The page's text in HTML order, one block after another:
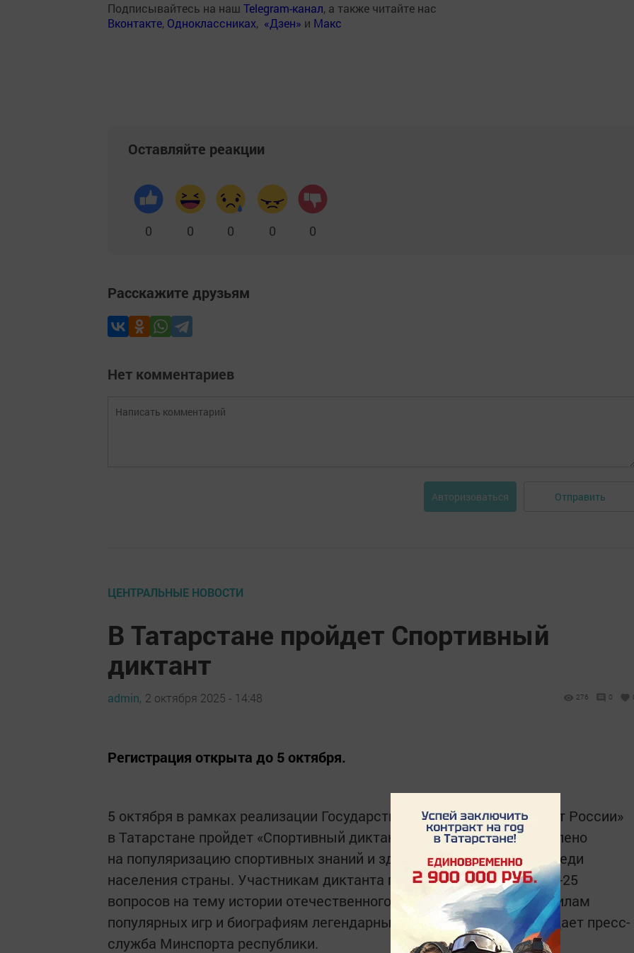
Подписывайтесь на наш Telegram-канал, а также читайте нас
Вконтакте, Одноклассниках, «Дзен» и Макс
Оставляйте реакции
0 0 0 0 0
Расскажите друзьям
Нет комментариев
Авторизоваться Отправить
ЦЕНТРАЛЬНЫЕ НОВОСТИ
В Татарстане пройдет Спортивный
диктант
admin, 2 октября 2025 - 14:48 276 0
Регистрация открыта до 5 октября.
5 октября в рамках реализации Государственной программы «Спорт России»
в Татарстане пройдет «Спортивный диктант». Мероприятие направлено
на популяризацию спортивных знаний и здорового образа жизни среди
населения страны. Участникам диктанта предстоит ответить на 20-25
вопросов на тему истории отечественного и мирового спорта, правилам
популярных игр и биографиям легендарных атлетов. Об этос особщает пресс-
служба Минспорта республики.